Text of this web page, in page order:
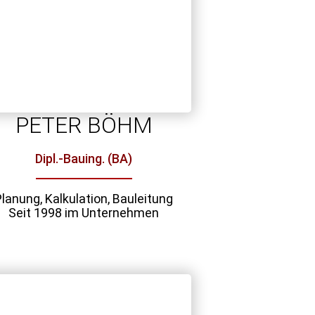
PETER BÖHM
Dipl.-Bauing. (BA)
Kalkulation, Bauleitung
Seit 1998 im Unternehmen